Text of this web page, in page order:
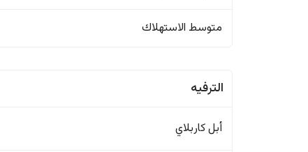
متوسط الاستهلاك
الترفيه
أبل كاربلاي